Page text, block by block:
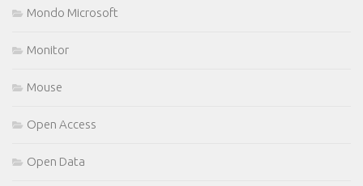
Mondo Microsoft
Monitor
Mouse
Open Access
Open Data